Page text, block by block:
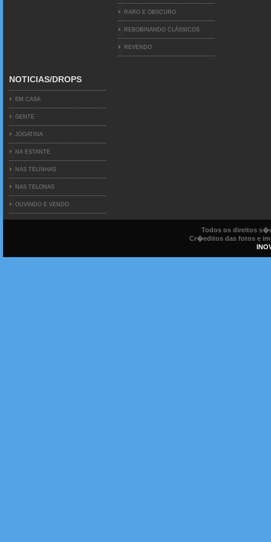
RARO E OBSCURO
REBOBINANDO CLÁSSICOS
REVENDO
NOTICIAS/DROPS
EM CASA
GENTE
JOGATINA
NA ESTANTE
NAS TELINHAS
NAS TELONAS
OUVINDO E VENDO
Todos os direitos
Cr�editos das fotos e